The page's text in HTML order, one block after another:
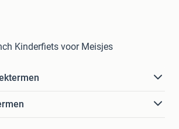
Kinderfiets voor Meisjes